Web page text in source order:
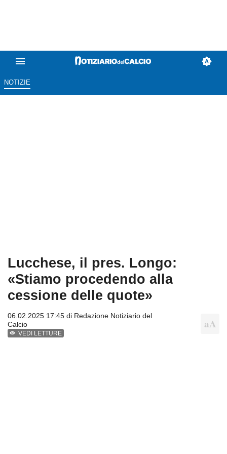
NOTIZIE
Lucchese, il pres. Longo:
«Stiamo procedendo alla
cessione delle quote»
06.02.2025 17:45 di Redazione Notiziario del
Calcio
VEDI LETTURE